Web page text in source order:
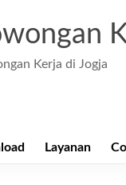
Kerja di Jogja
Layanan